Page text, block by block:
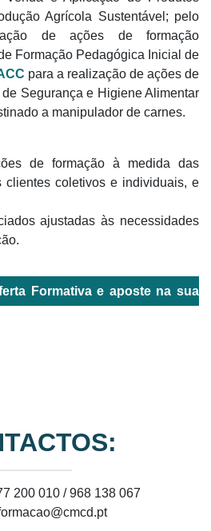
Agrícola Sustentável; pelo
de ações de formação
Formação Pedagógica Inicial de
para a realização de ações de
Segurança e Higiene Alimentar
a manipulador de carnes.
de formação à medida das
clientes coletivos e individuais, e
ajustadas às necessidades
Formativa e aposte na sua
200 010 /968 138 067